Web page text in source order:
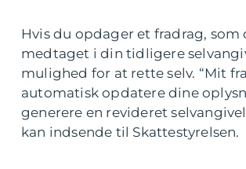
Hvis du opdager et fradrag, som
medtaget i din tidligere
mulighed for at rette selv. “Mit
automatisk opdatere dine
generere en revideret
kan indsende til Skattestyrelsen.